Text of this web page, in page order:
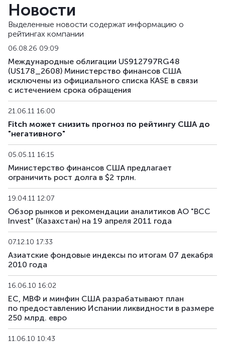
US141_2611
US142_3105 US91282CKU44
US143_3405 US91282CKQ32 смешанная
US158_2610 US912828YQ73 смешанная
US159_4311 US912810TW80 смешанная
US168_2701 US91282CMH15 смешанная
US179_2609
US181_3005 US912828ZQ64 смешанная
US182_3305
US183_2710 US91282CLQ23 смешанная
US184_2810
US185_2610
US186_2610
US189_2610 US91282CJC64 смешанная
US190_2612 US91282CJP77 смешанная
Новости
Выделенные новости содержат информацию о
рейтингах компании
06.08.26 09:09
Международные облигации US912797RG48
(US178_2608) Министерство финансов США
исключены из официального списка KASE в связи
с истечением срока обращения
21.06.11 16:00
Fitch может снизить прогноз по рейтингу США до
"негативного"
05.05.11 16:15
Министерство финансов США предлагает
ограничить рост долга в $2 трлн.
19.04.11 12:07
Обзор рынков и рекомендации аналитиков АО "BCC
Invest" (Казахстан) на 19 апреля 2011 года
07.12.10 17:33
Азиатские фондовые индексы по итогам 07 декабря
2010 года
16.06.10 16:02
ЕС, МВФ и минфин США разрабатывают план
по предоставлению Испании ликвидности в размере
250 млрд. евро
11.06.10 10:43